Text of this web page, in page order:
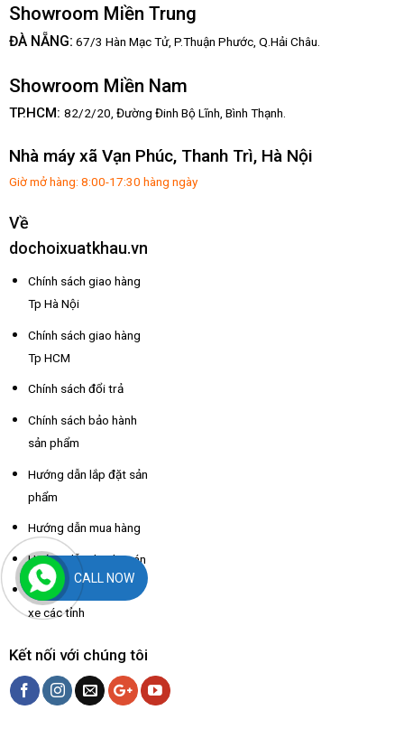
Showroom Miền Trung
ĐÀ NẴNG: 67/3 Hàn Mạc Tử, P.Thuận Phước, Q.Hải Châu.
Showroom Miền Nam
TP.HCM: 82/2/20, Đường Đinh Bộ Lĩnh, Bình Thạnh.
Nhà máy xã Vạn Phúc, Thanh Trì, Hà Nội
Giờ mở hàng: 8:00-17:30 hàng ngày
Về
dochoixuatkhau.vn
Chính sách giao hàng
Tp Hà Nội
Chính sách giao hàng
Tp HCM
Chính sách đổi trả
Chính sách bảo hành
sản phẩm
Hướng dẫn lắp đặt sản
phẩm
Hướng dẫn mua hàng
Hướng dẫn thanh toán
Hỗ trợ thông tin nhà
xe các tỉnh
Kết nối với chúng tôi
CALL NOW